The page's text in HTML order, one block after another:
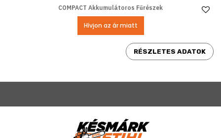
COMPACT Akkumulátoros Fűrészek
Hívjon az ár miatt
RÉSZLETES ADATOK